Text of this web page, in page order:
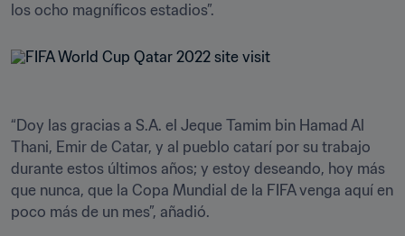
los ocho magníficos estadios”.
“Doy las gracias a S.A. el Jeque Tamim bin Hamad Al
Thani, Emir de Catar, y al pueblo catarí por su trabajo
durante estos últimos años; y estoy deseando, hoy más
que nunca, que la Copa Mundial de la FIFA venga aquí en
poco más de un mes”, añadió.